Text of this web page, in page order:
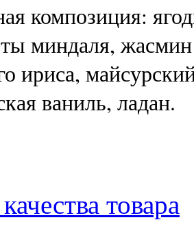
композиция: я
миндаля,
ириса,
ваниль, ладан.
товара